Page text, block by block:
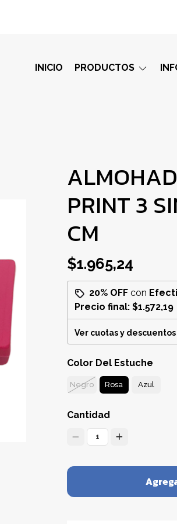
INICIO PRODUCTOS
PRINT 3
CM
$1.965,24
20% OFFcon
Precio final: $1.572,19
Ver cuotas y descuentos
Color Del Estuche
Negro Rosa Azul
Cantidad
1